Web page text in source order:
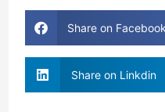
Share on Facebook
Share on Linkdin